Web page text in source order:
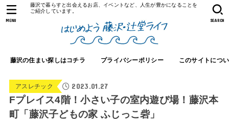
藤沢で暮らすと出会えるお店、イベントなど、人生が豊かになることを
ご紹介しています。
藤沢の住まい探しはコチラ プライバシーポリシー このサイトにつ
SEARCH
MENU
アスレチック 2023.01.27
Fプレイス4階！小さい子の室内遊び場！藤沢本
町「藤沢子どもの家 ふじっこ砦」